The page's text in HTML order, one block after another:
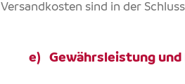
Versandkosten sind in der
e) Gewährsleistung und